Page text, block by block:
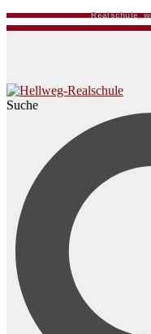
Realschule,
Suche